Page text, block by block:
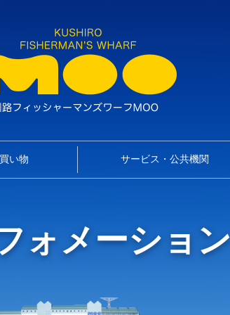
い物 サービス・公共機関
ォメーション